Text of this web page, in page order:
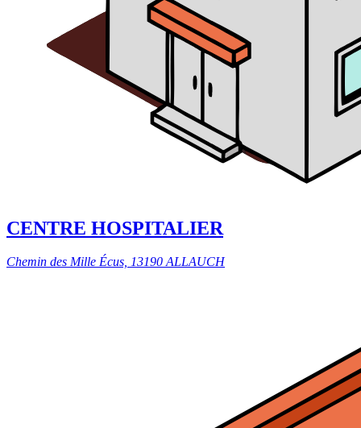
CENTRE HOSPITALIER
Chemin des Mille Écus, 13190 ALLAUCH